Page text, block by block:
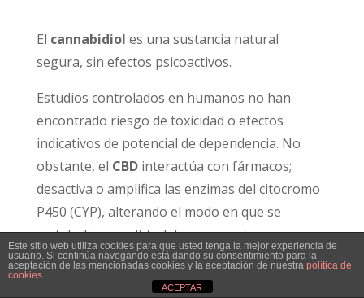
El cannabidiol es una sustancia natural
segura, sin efectos psicoactivos.
Estudios controlados en humanos no han
encontrado riesgo de toxicidad o efectos
indicativos de potencial de dependencia. No
obstante, el CBDinteractúa con fármacos;
desactiva o amplifica las enzimas del citocromo
P450 (CYP), alterando el modo en que se
metabolizan multitud de compuestos y
productos farmacéuticos. ElCBDpuede, por lo
tanto, reducir o prolongar la acción del
Este sitio web utiliza cookies para que usted tenga la mejor experiencia de
usuario. Si continúa navegando está dando su consentimiento para la
aceptación de las mencionadas cookies y la aceptación de nuestra política de
cookies.
ACEPTAR